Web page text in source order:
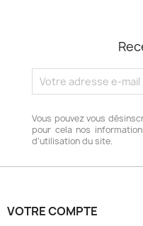
Vous pouvez vous
pour cela nos
d'utilisation du site.
VOTRE COMPTE